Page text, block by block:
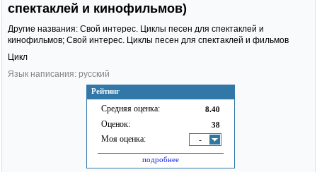
Рейтинг
Средняя оценка: 8.40
Оценок: 38
Моя оценка: -
подробнее
спектаклей и кинофильмов)
Другие названия: Свой интерес. Циклы песен для спектаклей и
кинофильмов; Свой интерес. Циклы песен для спектаклей и фильмов
Цикл
Язык написания: русский